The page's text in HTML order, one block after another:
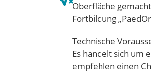
Oberfläche
Fortbildung
Technische
Es handelt sich um
empfehlen einen